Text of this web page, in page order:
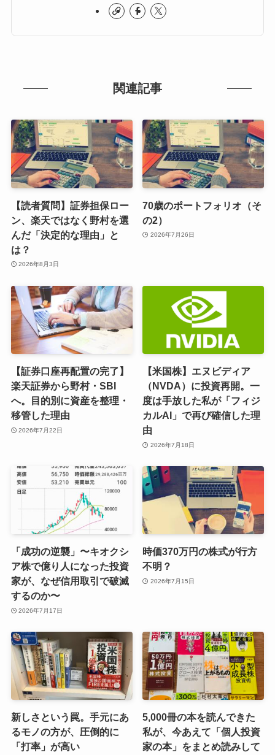
関連記事
【読者質問】証券担保ロー
ン、楽天ではなく野村を選
んだ「決定的な理由」と
は？
2026年8月3日
70歳のポートフォリオ（そ
の2）
2026年7月26日
【証券口座再配置の完了】
楽天証券から野村・SBI
へ。目的別に資産を整理・
移管した理由
2026年7月22日
【米国株】エヌビディア
（NVDA）に投資再開。一
度は手放した私が「フィジ
カルAI」で再び確信した理
由
2026年7月18日
「成功の逆襲」〜キオクシ
ア株で億り人になった投資
家が、なぜ信用取引で破滅
するのか〜
2026年7月17日
時価370万円の株式が行方
不明？
2026年7月15日
新しさという罠。手元にあ
るモノの方が、圧倒的に
「打率」が高い
5,000冊の本を読んできた
私が、今あえて「個人投資
家の本」をまとめ読みして